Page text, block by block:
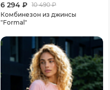
6 294 ₽ 10 490₽
Комбинезон из джинсы
"Formal"